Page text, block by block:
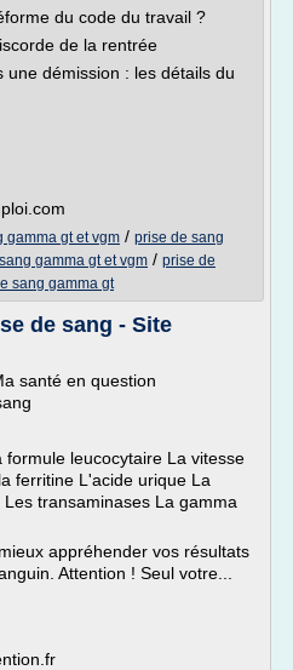
du code du travail ?
de la rentrée
une démission : les détails du
gamma gt et vgm / prise de sang
gamma gt et vgm / prise de
sang gamma gt
de sang - Site
santé en question
leucocytaire La vitesse
ferritine L'acide urique La
transaminases La gamma
appréhender vos résultats
Attention ! Seul votre...